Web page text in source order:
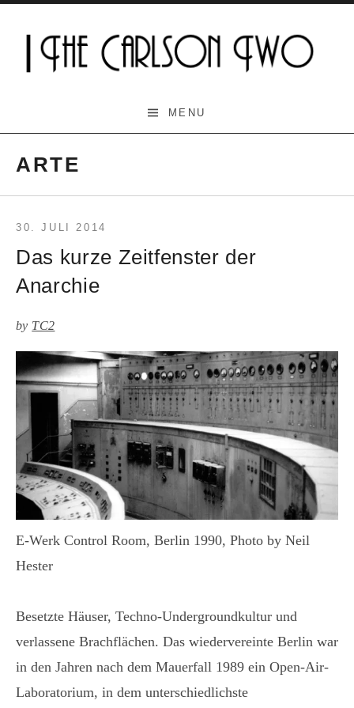
The Carlson Two
MENU
ARTE
Das kurze Zeitfenster der
Anarchie
by TC2
30. JULI 2014
E-Werk Control Room, Berlin 1990, Photo by Neil
Hester
Besetzte Häuser, Techno-Undergroundkultur und
verlassene Brachflächen. Das wiedervereinte Berlin war
in den Jahren nach dem Mauerfall 1989 ein Open-Air-
Laboratorium, in dem unterschiedlichste